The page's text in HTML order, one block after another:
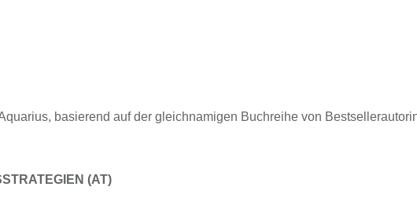
basierend auf der gleichnamigen Buchreihe von
(AT)